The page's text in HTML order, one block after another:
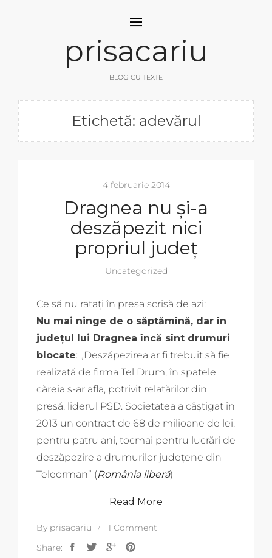
prisacariu
BLOG CU TEXTE
Etichetă: adevărul
4 februarie 2014
Dragnea nu și-a
deszăpezit nici
propriul județ
Uncategorized
Ce să nu ratați în presa scrisă de azi:
Nu mai ninge de o săptămînă, dar în
județul lui Dragnea încă sînt drumuri
blocate: „Deszăpezirea ar fi trebuit să fie
realizată de firma Tel Drum, în spatele
căreia s-ar afla, potrivit relatărilor din
presă, liderul PSD. Societatea a câştigat în
2013 un contract de 68 de milioane de lei,
pentru patru ani, tocmai pentru lucrări de
deszăpezire a drumurilor judeţene din
Teleorman” (România liberă)
Read More
By prisacariu
1 Comment
Share: